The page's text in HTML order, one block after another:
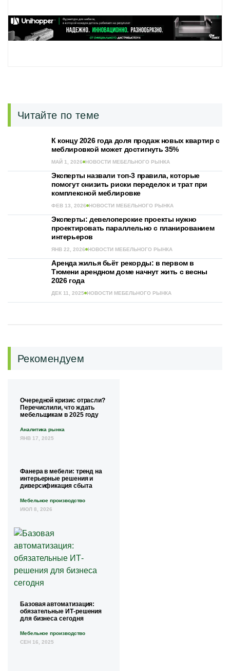
Читайте по теме
К концу 2026 года доля продаж новых квартир с
меблировкой может достигнуть 35%
МАЙ 1, 2026 НОВОСТИ МЕБЕЛЬНОГО РЫНКА
Эксперты назвали топ-3 правила, которые
помогут снизить риски переделок и трат при
комплексной меблировке
ФЕВ 13, 2026 НОВОСТИ МЕБЕЛЬНОГО РЫНКА
Эксперты: девелоперские проекты нужно
проектировать параллельно с планированием
интерьеров
ЯНВ 22, 2026 НОВОСТИ МЕБЕЛЬНОГО РЫНКА
Аренда жилья бьёт рекорды: в первом в
Тюмени арендном доме начнут жить с весны
2026 года
ДЕК 11, 2025 НОВОСТИ МЕБЕЛЬНОГО РЫНКА
Рекомендуем
Очередной кризис отрасли?
Перечислили, что ждать
мебельщикам в 2025 году
Аналитика рынка
ЯНВ 17, 2025
Фанера в мебели: тренд на
интерьерные решения и
диверсификация сбыта
Мебельное производство
ИЮЛ 8, 2026
Базовая автоматизация:
обязательные ИТ-решения
для бизнеса сегодня
Мебельное производство
СЕН 16, 2025